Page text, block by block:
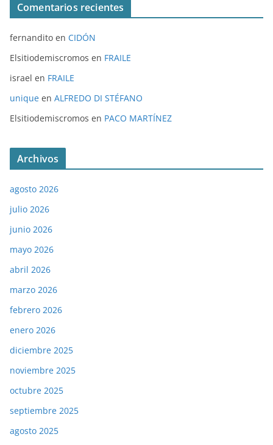
Comentarios recientes
fernandito en CIDÓN
Elsitiodemiscromos en FRAILE
israel en FRAILE
unique en ALFREDO DI STÉFANO
Elsitiodemiscromos en PACO MARTÍNEZ
Archivos
agosto 2026
julio 2026
junio 2026
mayo 2026
abril 2026
marzo 2026
febrero 2026
enero 2026
diciembre 2025
noviembre 2025
octubre 2025
septiembre 2025
agosto 2025